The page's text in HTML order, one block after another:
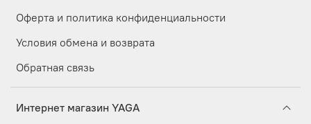
Оферта и политика конфиденциальности
Условия обмена и возврата
Обратная связь
Интернет магазин YAGA